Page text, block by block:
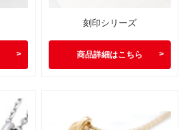
刻印シリーズ
商品詳細はこちら